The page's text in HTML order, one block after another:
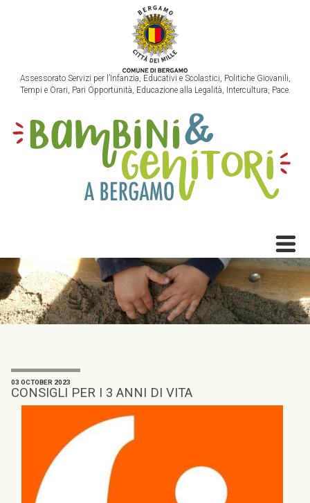
Assessorato Servizi per l’Infanzia, Educativi e Scolastici, Politiche Giovanili,
Tempi e Orari, Pari Opportunità, Educazione alla Legalità, Intercultura, Pace.
03 OCTOBER 2023
CONSIGLI PER I 3 ANNI DI VITA